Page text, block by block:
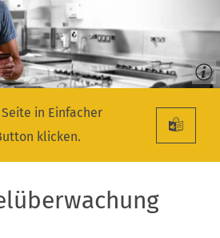
in Einfacher
klicken.